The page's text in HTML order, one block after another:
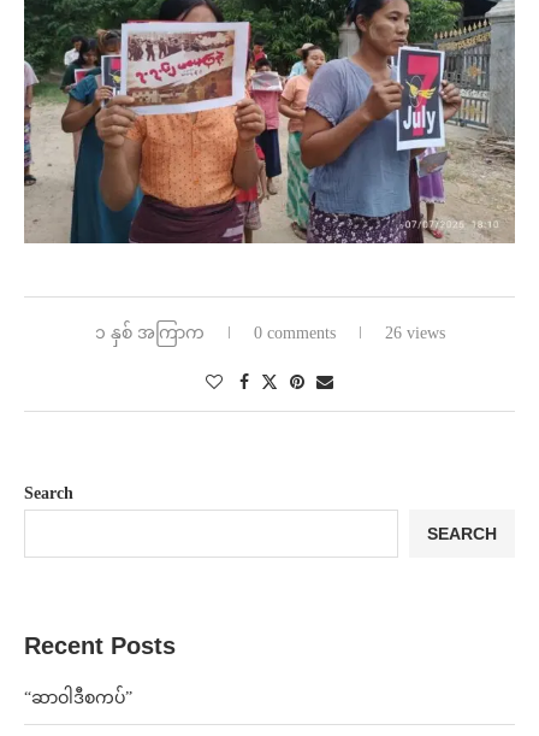
၁ နှစ် အကြာက 0 comments 26 views
Search
SEARCH
Recent Posts
“ဆာဝါဒီစကပ်”